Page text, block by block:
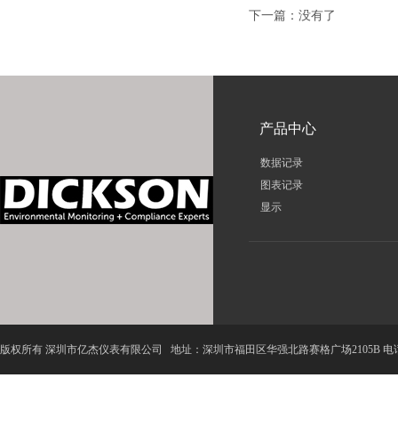
下一篇：没有了
产品中心
数据记录
图表记录
显示
版权所有 深圳市亿杰仪表有限公司 地址：深圳市福田区华强北路赛格广场2105B 电